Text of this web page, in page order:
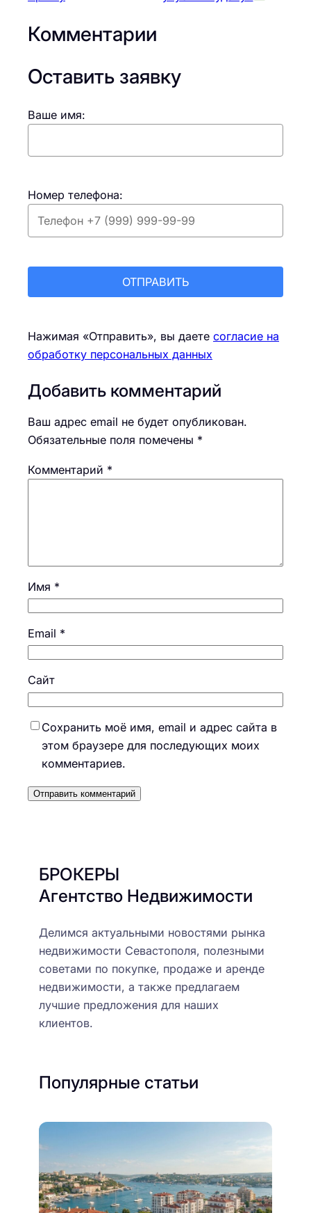
Комментарии
Оставить заявку
Ваше имя:
Номер телефона:
Нажимая «Отправить», вы даете согласие на
обработку персональных данных
Добавить комментарий
Ваш адрес email не будет опубликован.
Обязательные поля помечены *
Комментарий *
Имя *
Email *
Сайт
Сохранить моё имя, email и адрес сайта в
этом браузере для последующих моих
комментариев.
БРОКЕРЫ
Агентство Недвижимости
Делимся актуальными новостями рынка
недвижимости Севастополя, полезными
советами по покупке, продаже и аренде
недвижимости, а также предлагаем
лучшие предложения для наших
клиентов.
Популярные статьи